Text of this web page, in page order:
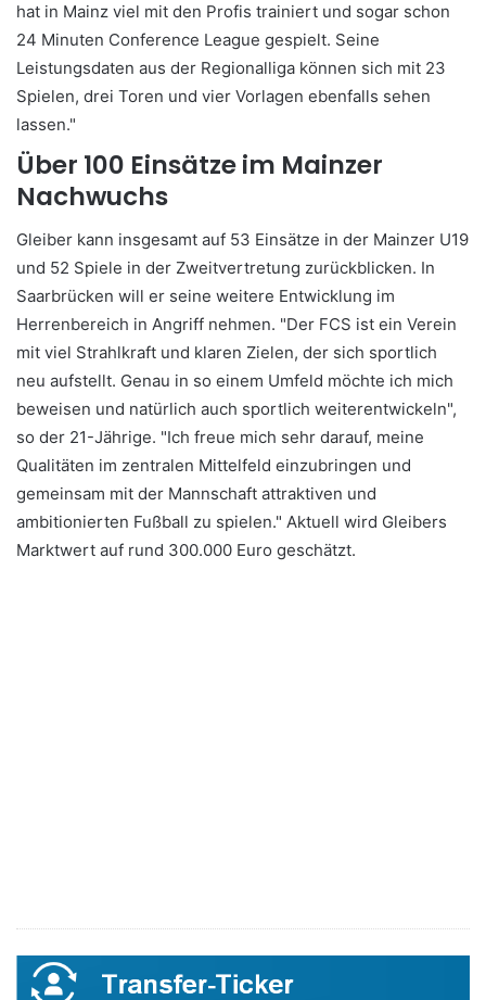
hat in Mainz viel mit den Profis trainiert und sogar schon
24 Minuten Conference League gespielt. Seine
Leistungsdaten aus der Regionalliga können sich mit 23
Spielen, drei Toren und vier Vorlagen ebenfalls sehen
lassen."
Über 100 Einsätze im Mainzer
Nachwuchs
Gleiber kann insgesamt auf 53 Einsätze in der Mainzer U19
und 52 Spiele in der Zweitvertretung zurückblicken. In
Saarbrücken will er seine weitere Entwicklung im
Herrenbereich in Angriff nehmen. "Der FCS ist ein Verein
mit viel Strahlkraft und klaren Zielen, der sich sportlich
neu aufstellt. Genau in so einem Umfeld möchte ich mich
beweisen und natürlich auch sportlich weiterentwickeln",
so der 21-Jährige. "Ich freue mich sehr darauf, meine
Qualitäten im zentralen Mittelfeld einzubringen und
gemeinsam mit der Mannschaft attraktiven und
ambitionierten Fußball zu spielen." Aktuell wird Gleibers
Marktwert auf rund 300.000 Euro geschätzt.